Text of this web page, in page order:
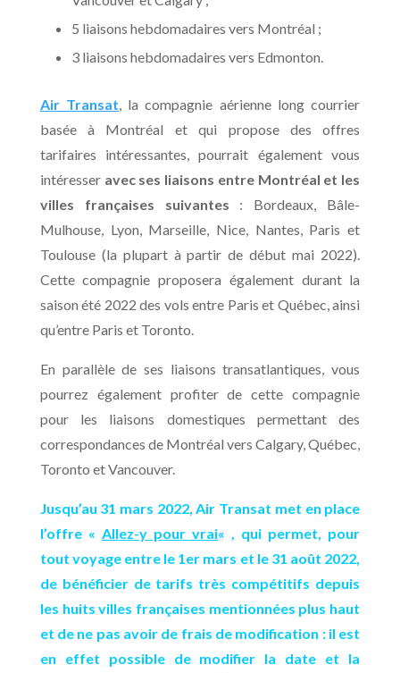
5 liaisons hebdomadaires vers Montréal ;
3 liaisons hebdomadaires vers Edmonton.
Air Transat , la compagnie aérienne long courrier
basée à Montréal et qui propose des offres
tarifaires intéressantes, pourrait également vous
intéresser avec ses liaisons entre Montréal et les
villes françaises suivantes : Bordeaux, Bâle-
Mulhouse, Lyon, Marseille, Nice, Nantes, Paris et
Toulouse (la plupart à partir de début mai 2022).
Cette compagnie proposera également durant la
saison été 2022 des vols entre Paris et Québec, ainsi
qu’entre Paris et Toronto.
En parallèle de ses liaisons transatlantiques, vous
pourrez également profiter de cette compagnie
pour les liaisons domestiques permettant des
correspondances de Montréal vers Calgary, Québec,
Toronto et Vancouver.
Jusqu’au 31 mars 2022, Air Transat met en place
l’offre « Allez-y pour vrai« , qui permet, pour
tout voyage entre le 1er mars et le 31 août 2022,
de bénéficier de tarifs très compétitifs depuis
les huits villes françaises mentionnées plus haut
et de ne pas avoir de frais de modification : il est
en effet possible de modifier la date et la